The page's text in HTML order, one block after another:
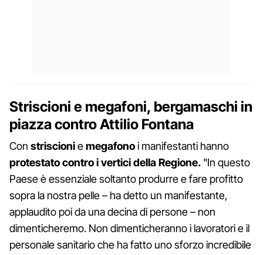
Striscioni e megafoni, bergamaschi in
piazza contro Attilio Fontana
Con striscioniemegafonoi manifestanti hanno
protestato contro i vertici della Regione. "In questo
Paese è essenziale soltanto produrre e fare profitto
sopra la nostra pelle – ha detto un manifestante,
applaudito poi da una decina di persone – non
dimenticheremo. Non dimenticheranno i lavoratori e il
personale sanitario che ha fatto uno sforzo incredibile